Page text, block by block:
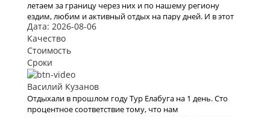
летаем за границу через них и по нашему региону
ездим, любим и активный отдых на пару дней. И в этот
раз тоже купили очередной тур через них. Вежливый
персонал , дружественный коллектив. Быстро и
моментально нашли тур по всем нашим параметрам , в
итоге мы выбрали Тур в Уфу на 3 дня. Спасибо всему
коллективу кампании. В следующий раз обязательно
воспользуемся вашими услугами .
Дата: 2026-08-06
Качество
Стоимость
Сроки
Василий Кузанов
Отдыхали в прошлом году Тур Елабуга на 1 день. Сто
процентное соответствие тому, что нам